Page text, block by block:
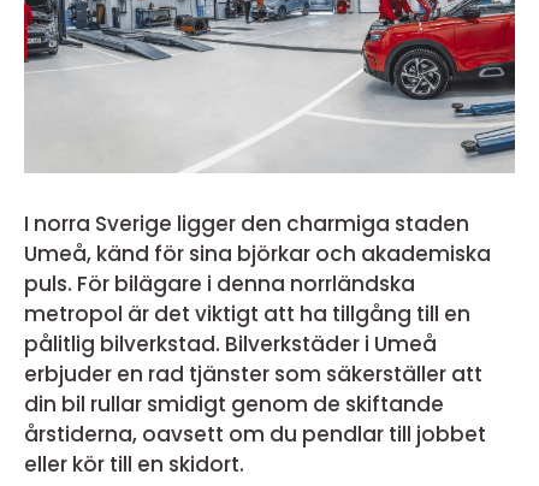
I norra Sverige ligger den charmiga staden
Umeå, känd för sina björkar och akademiska
puls. För bilägare i denna norrländska
metropol är det viktigt att ha tillgång till en
pålitlig bilverkstad. Bilverkstäder i Umeå
erbjuder en rad tjänster som säkerställer att
din bil rullar smidigt genom de skiftande
årstiderna, oavsett om du pendlar till jobbet
eller kör till en skidort.